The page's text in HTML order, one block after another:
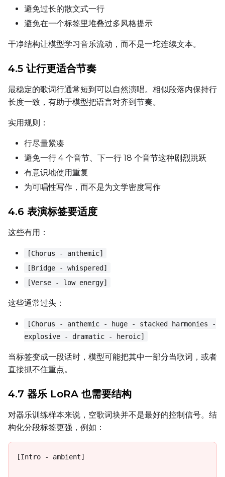
避免过长的散文式一行
避免在一个标签里堆叠过多风格提示
干净结构让模型学习音乐流动，而不是一坨连续文本。
4.5 让行更适合节奏
最稳定的歌词行通常短到可以自然演唱。相似段落内保持行
长度一致，有助于模型把语言对齐到节奏。
实用规则：
行尽量紧凑
避免一行 4 个音节、下一行 18 个音节这种剧烈跳跃
有意识地使用重复
为可唱性写作，而不是为文学密度写作
4.6 表演标签要适度
这些有用：
[Chorus - anthemic]
[Bridge - whispered]
[Verse - low energy]
这些通常过头：
[Chorus - anthemic - huge - stacked harmonies -
explosive - dramatic - heroic]
当标签变成一段话时，模型可能把其中一部分当歌词，或者
直接抓不住重点。
4.7 器乐 LoRA 也需要结构
对器乐训练样本来说，空歌词块并不是最好的控制信号。结
构化分段标签更强，例如：
[Intro - ambient]